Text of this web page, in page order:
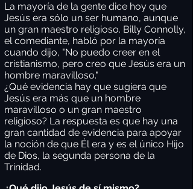
La mayoría de la gente dice hoy que
Jesús era sólo un ser humano, aunque
un gran maestro religioso. Billy Connolly,
el comediante, habló por la mayoría
cuando dijo, "No puedo creer en el
cristianismo, pero creo que Jesús era un
hombre maravilloso."
¿Qué evidencia hay que sugiera que
Jesús era más que un hombre
maravilloso o un gran maestro
religioso? La respuesta es que hay una
gran cantidad de evidencia para apoyar
la noción de que Él era y es el único Hijo
de Dios, la segunda persona de la
Trinidad.